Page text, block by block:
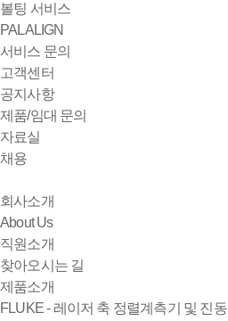
볼팅 서비스
PALALIGN
서비스 문의
고객센터
공지사항
제품/임대 문의
자료실
채용
회사소개
About Us
직원소개
찾아오시는 길
제품소개
FLUKE - 레이저 축 정렬계측기 및 진동